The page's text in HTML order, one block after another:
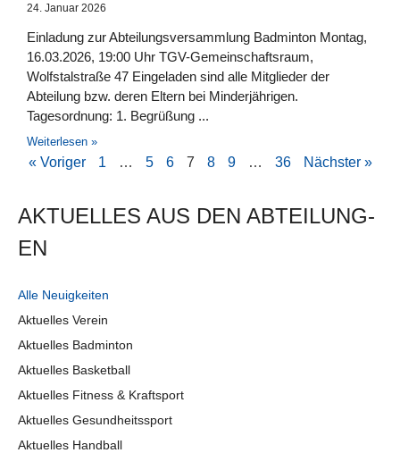
AKTUELLES AUS DEN AB­TEI­LUNG­
EN
Alle Neuigkeiten
Aktuelles Verein
Aktuelles Badminton
Aktuelles Basketball
Aktuelles Fitness & Kraftsport
Aktuelles Gesundheitssport
Aktuelles Handball
24. Januar 2026
Einladung zur Abteilungsversammlung Badminton Montag,
16.03.2026, 19:00 Uhr TGV-Gemeinschaftsraum,
Wolfstalstraße 47 Eingeladen sind alle Mitglieder der
Abteilung bzw. deren Eltern bei Minderjährigen.
Tagesordnung: 1. Begrüßung
Weiterlesen »
« Voriger 1 … 5 6 7 8 9 … 36 Nächster »